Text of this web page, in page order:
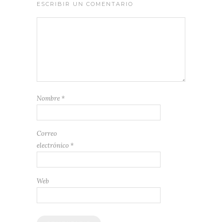
ESCRIBIR UN COMENTARIO
Nombre *
Correo
electrónico *
Web